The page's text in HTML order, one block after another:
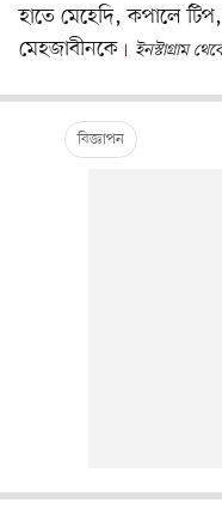
হাতে মেহেদি, কপালে
মেহজাবীনকে
ইনস্টাগ্রাম